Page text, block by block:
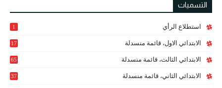
التسميات
استطلاع الرأي 1
الابتدائي الاول، قائمة منسدلة 17
الابتدائي الثالث، قائمة منسدلة 65
الابتدائي الثاني، قائمة منسدلة 37